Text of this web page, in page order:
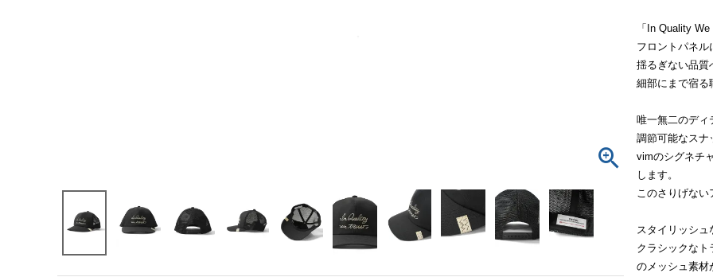
「In Quality
フロントパネ
揺るぎない品質
細部にまで宿る
唯一無二のディ
調節可能なスナ
vimのシグネチ
します。
このさりげな
スタイリッシ
クラシックな
のメッシュ素材